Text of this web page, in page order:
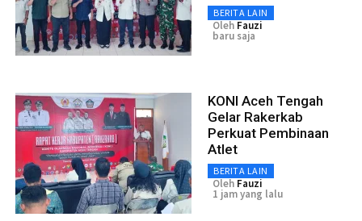
BERITA LAIN
Oleh Fauzi
baru saja
KONI Aceh Tengah
Gelar Rakerkab
Perkuat Pembinaan
Atlet
BERITA LAIN
Oleh Fauzi
1 jam yang lalu